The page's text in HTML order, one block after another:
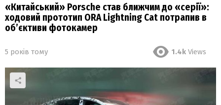
«Китайський» Porsche став ближчим до «серії»:
ходовий прототип ORA Lightning Cat потрапив в
об’єктиви фотокамер
5 років тому 1.4k Views